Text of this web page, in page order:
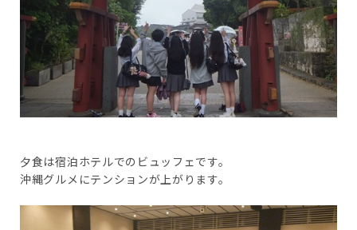
夕食は宿泊ホテルでのビュッフェです。
沖縄グルメにテンションが上がります。